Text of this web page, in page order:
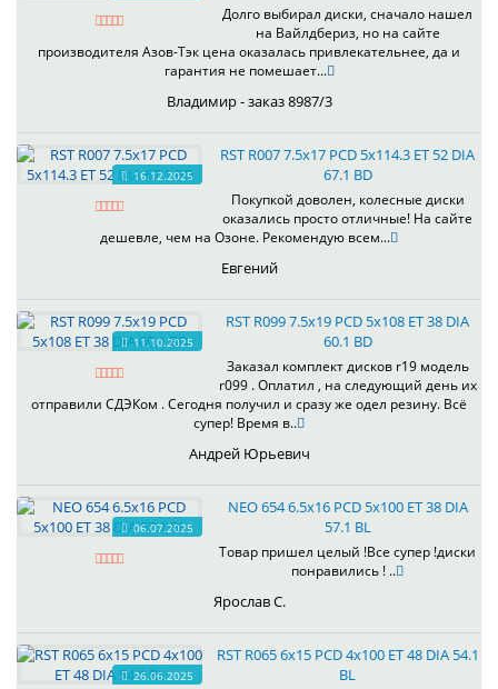
Долго выбирал диски, сначало нашел
на Вайлдбериз, но на сайте
производителя Азов-Тэк цена оказалась привлекательнее, да и
гарантия не помешает...
Владимир - заказ 8987/3
16.12.2025
RST R007 7.5x17 PCD 5x114.3 ET 52 DIA
67.1 BD
Покупкой доволен, колесные диски
оказались просто отличные! На сайте
дешевле, чем на Озоне. Рекомендую всем...
Евгений
11.10.2025
RST R099 7.5x19 PCD 5x108 ET 38 DIA
60.1 BD
Заказал комплект дисков r19 модель
r099 . Оплатил , на следующий день их
отправили СДЭКом . Сегодня получил и сразу же одел резину. Всё
супер! Время в..
Андрей Юрьевич
06.07.2025
NEO 654 6.5x16 PCD 5x100 ET 38 DIA
57.1 BL
Товар пришел целый !Все супер !диски
понравились ! ..
Ярослав С.
26.06.2025
RST R065 6x15 PCD 4x100 ET 48 DIA 54.1
BL